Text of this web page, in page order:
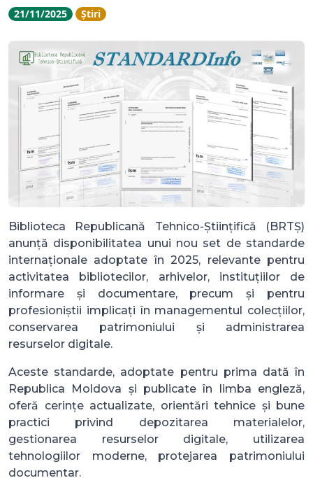
21/11/2025 Știri
Biblioteca Republicană Tehnico-Științifică (BRTȘ)
anunță disponibilitatea unui nou set de standarde
internaționale adoptate în 2025, relevante pentru
activitatea bibliotecilor, arhivelor, instituțiilor de
informare și documentare, precum și pentru
profesioniștii implicați în managementul colecțiilor,
conservarea patrimoniului și administrarea
resurselor digitale.
Aceste standarde, adoptate pentru prima dată în
Republica Moldova și publicate în limba engleză,
oferă cerințe actualizate, orientări tehnice și bune
practici privind depozitarea materialelor,
gestionarea resurselor digitale, utilizarea
tehnologiilor moderne, protejarea patrimoniului
documentar.